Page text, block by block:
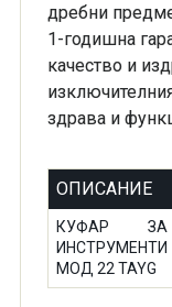
дребни
1-годишна
качество и
здрава и
ОПИСАНИЕ
КУФАР ЗА
ИНСТРУМЕНТИ
МОД 22 TAYG